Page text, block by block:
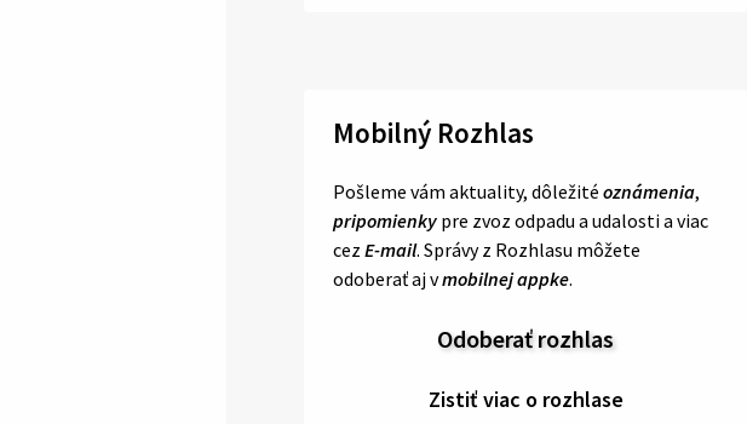
Mobilný Rozhlas
Pošleme vám aktuality, dôležité oznámenia,
pripomienky pre zvoz odpadu a udalosti a viac
cez E-mail. Správy z Rozhlasu môžete
odoberať aj vmobilnej appke.
Odoberať rozhlas
Zistiť viac o rozhlase